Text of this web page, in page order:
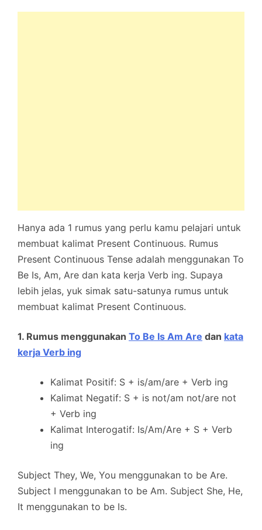
Hanya ada 1 rumus yang perlu kamu pelajari untuk
membuat kalimat Present Continuous. Rumus
Present Continuous Tense adalah menggunakan To
Be Is, Am, Are dan kata kerja Verb ing. Supaya
lebih jelas, yuk simak satu-satunya rumus untuk
membuat kalimat Present Continuous.
1. Rumus menggunakan To Be Is Am Are dan kata
kerja Verb ing
Kalimat Positif: S + is/am/are + Verb ing
Kalimat Negatif: S + is not/am not/are not
+ Verb ing
Kalimat Interogatif: Is/Am/Are + S + Verb
ing
Subject They, We, You menggunakan to be Are.
Subject I menggunakan to be Am. Subject She, He,
It menggunakan to be Is.